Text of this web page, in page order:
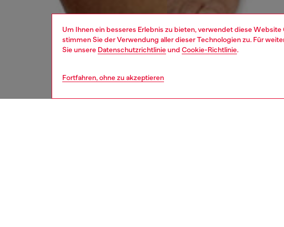
Um Ihnen ein besseres Erlebnis zu bieten, verwendet diese
stimmen Sie der Verwendung aller dieser Technologien zu. Für
Sie unsere Datenschutzrichtlinieund Cookie-Richtlinie.
Fortfahren, ohne zu akzeptieren